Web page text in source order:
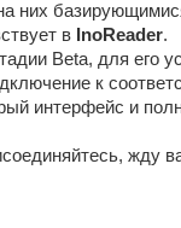
них
в InoReader.
Beta, для его
к
интерфейс и
жду